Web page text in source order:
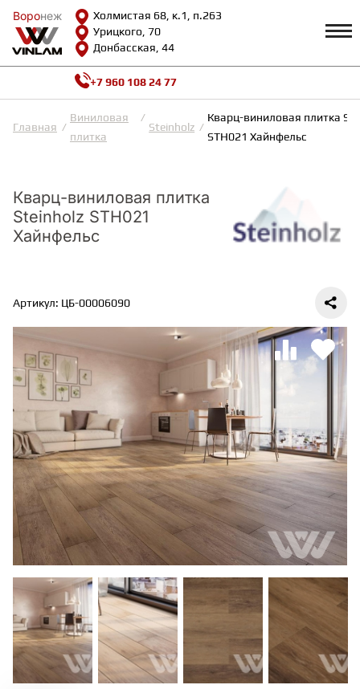
Воронеж
Холмистая 68, к.1, п.263
Урицкого, 70
Донбасская, 44
Воронеж
КАТАЛОГ Профиль
Вопросы и ответы
Видеообзоры
Полезная информация
Как выбрать
Контакты
ЛАМИНАТ
ПАРКЕТНАЯ ДОСКА
ТЕРРАСНАЯ ДОСКА
КОВРОВАЯ ПЛИТКА
МОДУЛЬНЫЕ ПВХ
ПОДЛОЖКА
ПЛИНТУС
КЛЕЙ
+7 960 108 24 77
Главная
Виниловая
плитка
Steinholz
Кварц-виниловая плитка
STH021 Хайнфельс
Кварц-виниловая плитка
Steinholz STH021
Хайнфельс
Артикул: ЦБ-00006090